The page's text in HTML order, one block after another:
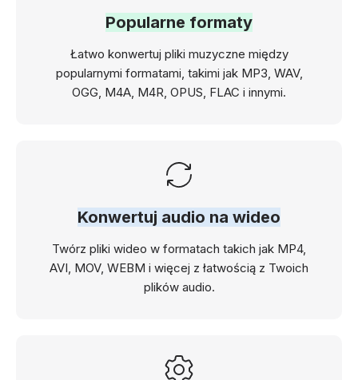
Popularne formaty
Łatwo konwertuj pliki muzyczne między
popularnymi formatami, takimi jak MP3, WAV,
OGG, M4A, M4R, OPUS, FLAC i innymi.
Konwertuj audio na wideo
Twórz pliki wideo w formatach takich jak MP4,
AVI, MOV, WEBM i więcej z łatwością z Twoich
plików audio.